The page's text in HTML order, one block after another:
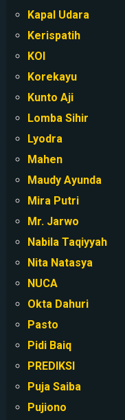
Kapal Udara
Kerispatih
KOI
Korekayu
Kunto Aji
Lomba Sihir
Lyodra
Mahen
Maudy Ayunda
Mira Putri
Mr. Jarwo
Nabila Taqiyyah
Nita Natasya
NUCA
Okta Dahuri
Pasto
Pidi Baiq
PREDIKSI
Puja Saiba
Pujiono